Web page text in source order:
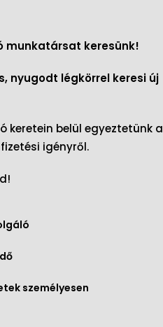
munkatársat keresünk!
nyugodt légkörrel keresi új
keretein belül egyeztetünk a
igényről.
személyesen